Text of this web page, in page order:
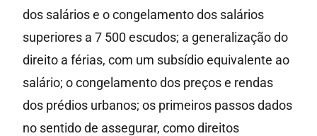
dos salários e o congelamento dos salários
superiores a 7 500 escudos; a generalização do
direito a férias, com um subsídio equivalente ao
salário; o congelamento dos preços e rendas
dos prédios urbanos; os primeiros passos dados
no sentido de assegurar, como direitos